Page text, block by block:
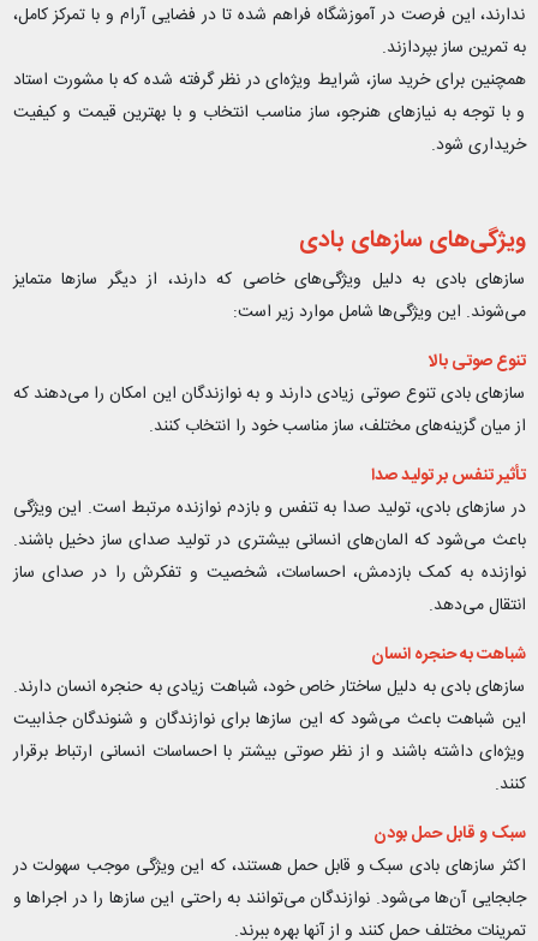
ندارند، این فرصت در آموزشگاه فراهم شده تا در فضایی آرام و با تمرکز کامل،
به تمرین ساز بپردازند.
همچنین برای خرید ساز، شرایط ویژه‌ای در نظر گرفته شده که با مشورت استاد
و با توجه به نیازهای هنرجو، ساز مناسب انتخاب و با بهترین قیمت و کیفیت
خریداری شود.
ویژگی‌های سازهای بادی
سازهای بادی به دلیل ویژگی‌های خاصی که دارند، از دیگر سازها متمایز
می‌شوند. این ویژگی‌ها شامل موارد زیر است:
تنوع صوتی بالا
سازهای بادی تنوع صوتی زیادی دارند و به نوازندگان این امکان را می‌دهند که
از میان گزینه‌های مختلف، ساز مناسب خود را انتخاب کنند.
تأثیر تنفس بر تولید صدا
در سازهای بادی، تولید صدا به تنفس و بازدم نوازنده مرتبط است. این ویژگی
باعث می‌شود که المان‌های انسانی بیشتری در تولید صدای ساز دخیل باشند.
نوازنده به کمک بازدمش، احساسات، شخصیت و تفکرش را در صدای ساز
انتقال می‌دهد.
شباهت به حنجره انسان
سازهای بادی به دلیل ساختار خاص خود، شباهت زیادی به حنجره انسان دارند.
این شباهت باعث می‌شود که این سازها برای نوازندگان و شنوندگان جذابیت
ویژه‌ای داشته باشند و از نظر صوتی بیشتر با احساسات انسانی ارتباط برقرار
کنند.
سبک و قابل حمل بودن
اکثر سازهای بادی سبک و قابل حمل هستند، که این ویژگی موجب سهولت در
جابجایی آن‌ها می‌شود. نوازندگان می‌توانند به راحتی این سازها را در اجراها و
تمرینات مختلف حمل کنند و از آنها بهره ببرند.